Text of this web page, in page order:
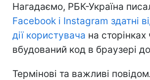
Нагадаємо, РБК-Україна
Facebook і Instagram здатні
дії користувача на сторінках
вбудований код в браузері
Термінові та важливі